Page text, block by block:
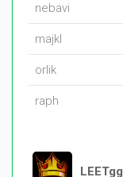
nebavi
majkl
orlik
raph
LEETgg